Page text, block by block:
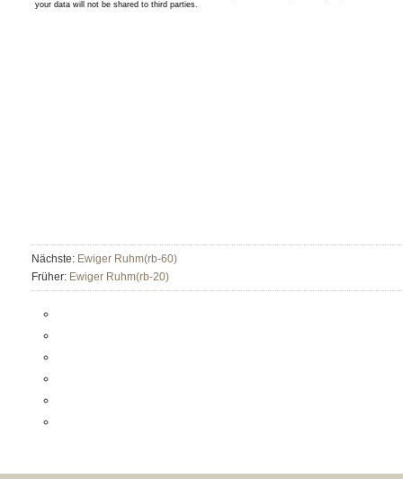
Nächste: Ewiger Ruhm(rb-60)
Früher: Ewiger Ruhm(rb-20)